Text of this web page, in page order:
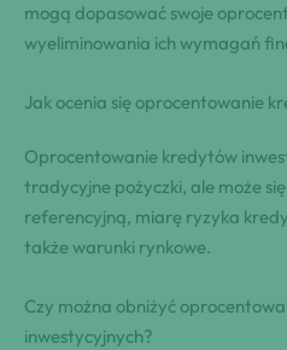
mogą dopasować swoje
wyeliminowania ich wymagań
Jak ocenia się oprocentowanie
Oprocentowanie kredytów
tradycyjne pożyczki, ale może
referencyjną, miarę ryzyka
także warunki rynkowe.
Czy można obniżyć
inwestycyjnych?